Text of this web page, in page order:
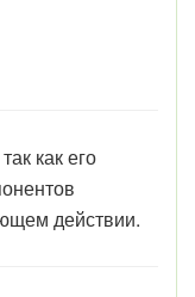
как его
действии.